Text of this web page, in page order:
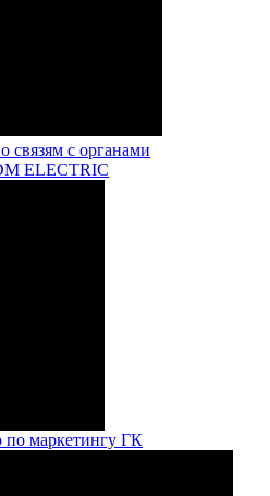
связям с органами
ELECTRIC
по маркетингу ГК